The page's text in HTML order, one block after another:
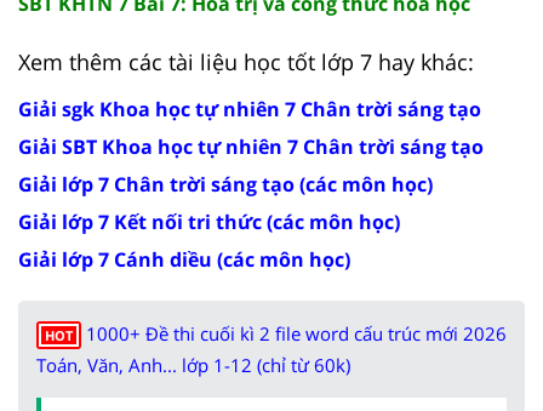
Xem thêm các tài liệu học tốt lớp 7 hay khác:
Giải sgk Khoa học tự nhiên 7 Chân trời sáng tạo
Giải SBT Khoa học tự nhiên 7 Chân trời sáng tạo
Giải lớp 7 Chân trời sáng tạo (các môn học)
Giải lớp 7 Kết nối tri thức (các môn học)
Giải lớp 7 Cánh diều (các môn học)
HOT
1000+ Đề thi cuối kì 2 file word cấu trúc mới 2026
Toán, Văn, Anh... lớp 1-12 (chỉ từ 60k)